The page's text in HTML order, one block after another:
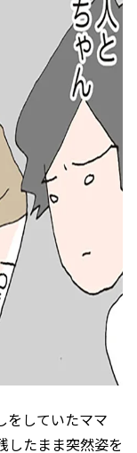
をしていたママ
したまま突然姿を